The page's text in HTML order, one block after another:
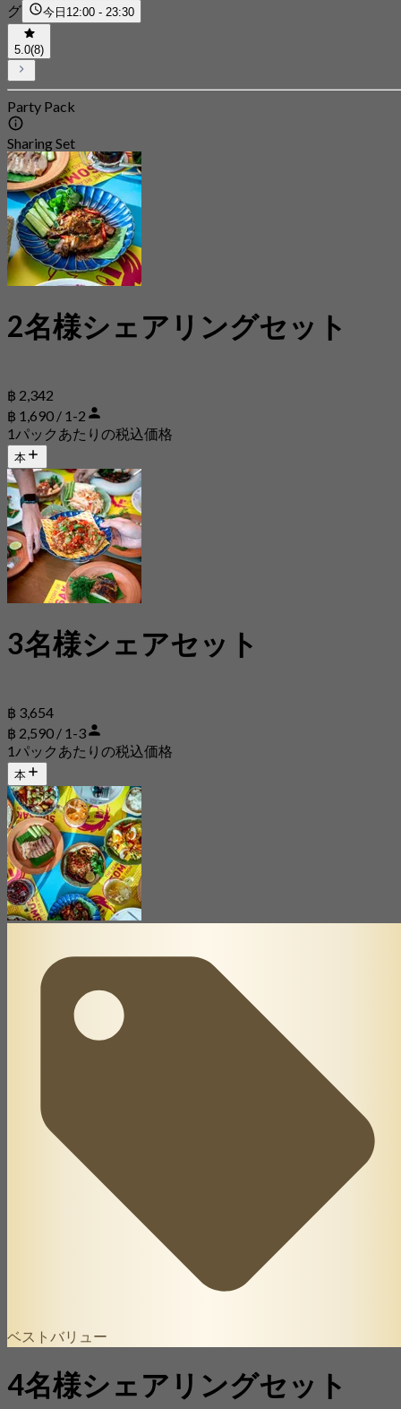
グ
今日 12:00 - 23:30
5.0(8)
Party Pack
Sharing Set
2名様シェアリングセット
฿ 2,342
฿ 1,690 / 1-2
1パックあたりの税込価格
本
3名様シェアセット
฿ 3,654
฿ 2,590 / 1-3
1パックあたりの税込価格
本
ベストバリュー
4名様シェアリングセット